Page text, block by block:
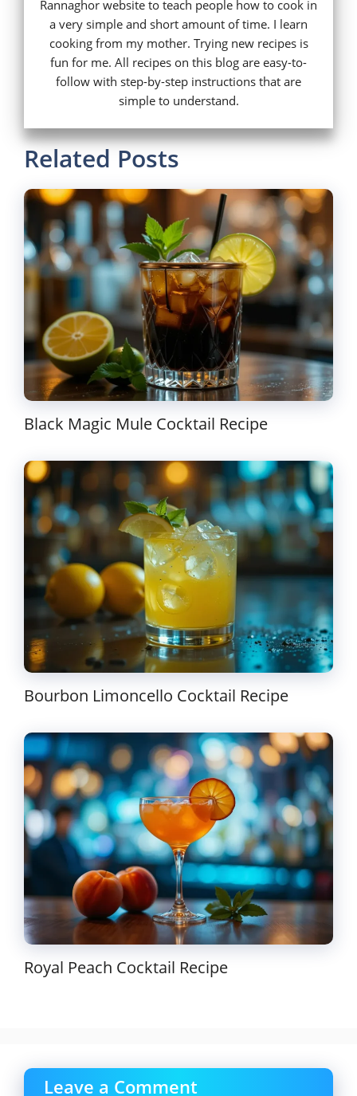
Rannaghor website to teach people how to cook in
a very simple and short amount of time. I learn
cooking from my mother. Trying new recipes is
fun for me. All recipes on this blog are easy-to-
follow with step-by-step instructions that are
simple to understand.
Related Posts
Black Magic Mule Cocktail Recipe
Bourbon Limoncello Cocktail Recipe
Royal Peach Cocktail Recipe
Leave a Comment